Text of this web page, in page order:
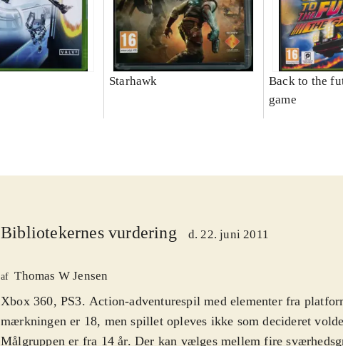
Starhawk
Back to the
game
Bibliotekernes vurdering d. 22. juni 2011
af Thomas W Jensen
Xbox 360, PS3. Action-adventurespil med elementer fra
mærkningen er 18, men spillet opleves ikke som decideret
Målgruppen er fra 14 år. Der kan vælges mellem fire